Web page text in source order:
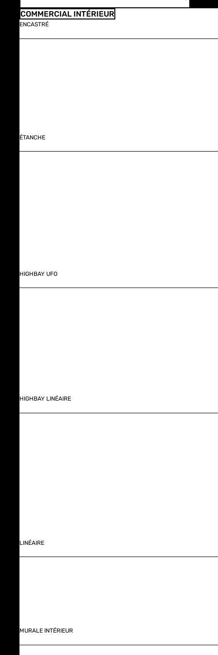
COMMERCIAL INTÉRIEUR
ENCASTRÉ
ÉTANCHE
HIGHBAY UFO
HIGHBAY LINÉAIRE
LINÉAIRE
MURALE INTÉRIEUR